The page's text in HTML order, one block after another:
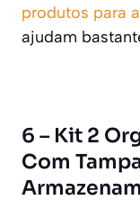
produtos para
ajudam
6 – Kit 2
Com